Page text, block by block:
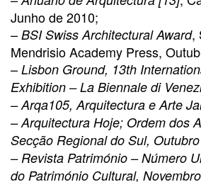
Junho de 2010;
– BSI Swiss Architectural Award,
Mendrisio Academy Press,
– Lisbon Ground, 13th
Exhibition – La Biennale di
–Arqa105, Arquitectura e Arte
–Arquitectura Hoje; Ordem dos
Secção Regional do Sul,
–Revista Património – Número
do Património Cultural, Novembro